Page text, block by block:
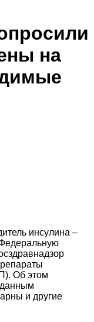
на
инсулина –
Об этом
и другие